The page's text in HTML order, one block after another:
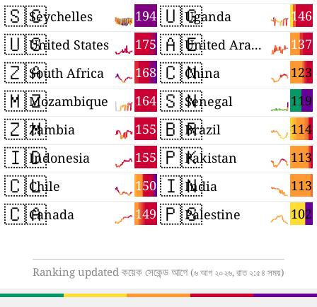
🇸🇨 194
Seychelles
🇺🇸 175
United States
🇿🇦 168
South Africa
🇲🇿 164
Mozambique
🇿🇲 155
Zambia
🇮🇩 155
Indonesia
🇨🇱 150
Chile
🇨🇦 149
Canada
🇺🇬 146
Uganda
🇦🇪 137
United Arab Emirates
🇨🇳 123
China
🇸🇳 119
Senegal
🇧🇷 114
Brazil
🇵🇰 113
Pakistan
🇮🇳 113
India
🇵🇸 102
Palestine
Ranking updated কয়েক সেকেন্ড আগে (৬ আগ ২০২৬, রাত ২:৫৪ সময়)